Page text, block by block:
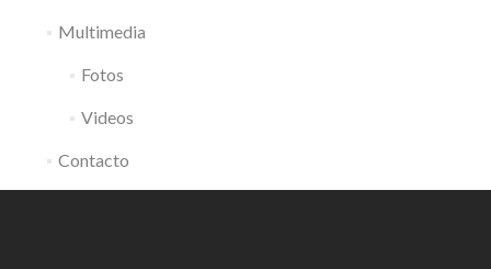
Multimedia
Fotos
Videos
Contacto